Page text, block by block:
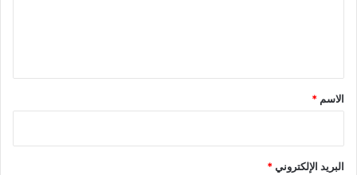
*
الاسم *
البريد الإلكتروني*